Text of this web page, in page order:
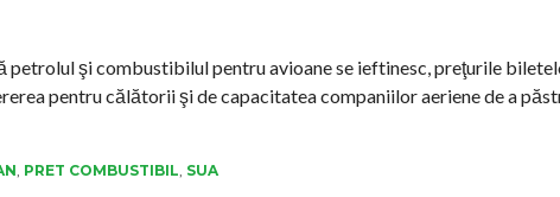
petrolul şi combustibilul pentru avioane se ieftinesc, preţurile
pentru călătorii şi de capacitatea companiilor aeriene de a
PRET COMBUSTIBIL SUA